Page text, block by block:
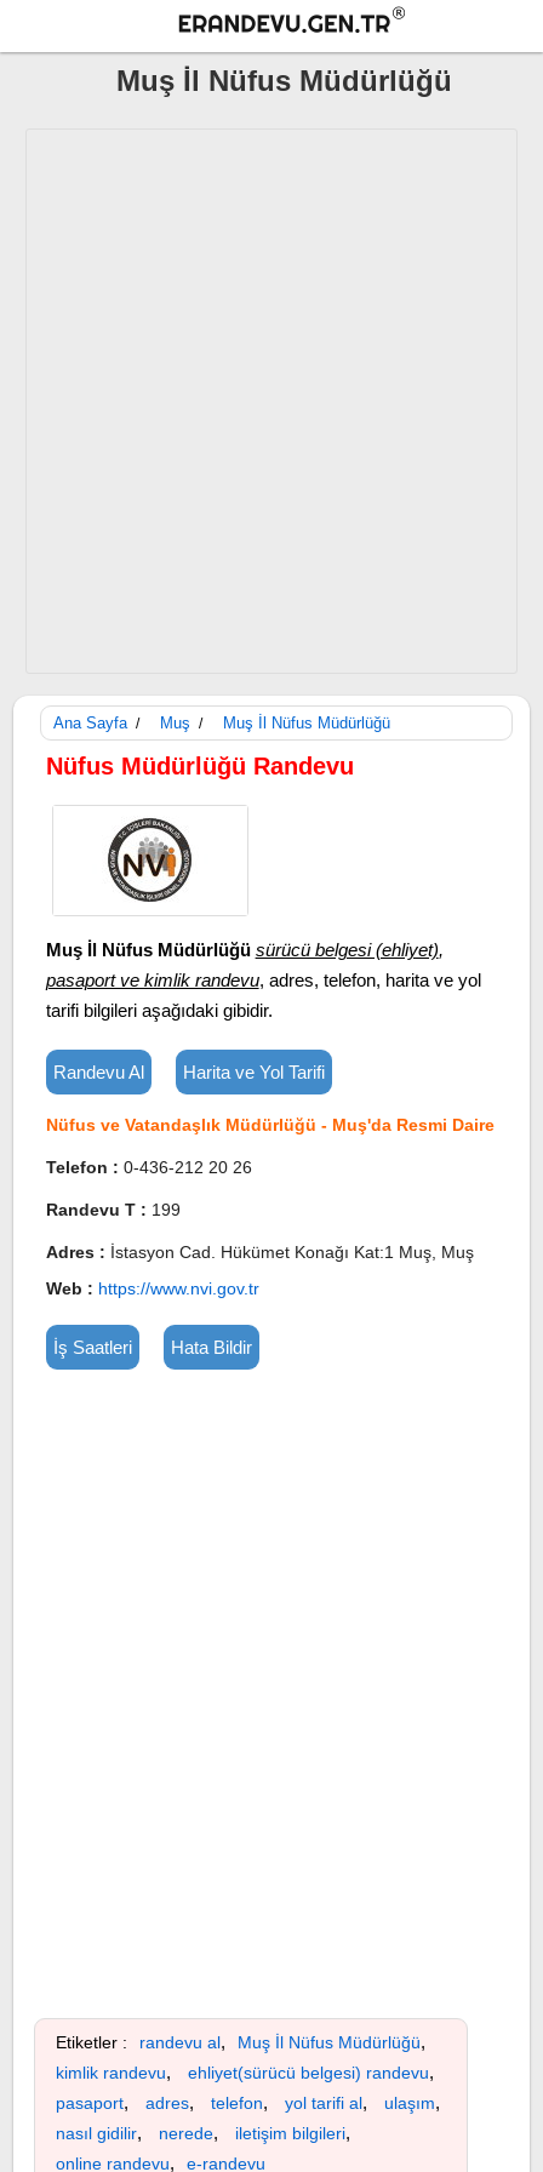
Muş İl Nüfus Müdürlüğü
Ana Sayfa / Muş / Muş İl Nüfus Müdürlüğü
Nüfus Müdürlüğü Randevu
Muş İl Nüfus Müdürlüğü sürücü belgesi (ehliyet),
pasaport ve kimlik randevu, adres, telefon, harita ve yol
tarifi bilgileri aşağıdaki gibidir.
Randevu Al Harita ve Yol Tarifi
Nüfus ve Vatandaşlık Müdürlüğü - Muş'da Resmi Daire
Telefon : 0-436-212 20 26
Randevu T : 199
Adres : İstasyon Cad. Hükümet Konağı Kat:1 Muş, Muş
Web : https://www.nvi.gov.tr
İş Saatleri Hata Bildir
Etiketler : randevu al, Muş İl Nüfus Müdürlüğü,
kimlik randevu, ehliyet(sürücü belgesi) randevu,
pasaport, adres, telefon, yol tarifi al, ulaşım,
nasıl gidilir, nerede, iletişim bilgileri,
online randevu, e-randevu